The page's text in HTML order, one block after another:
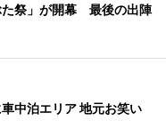
た祭」が開幕 最後の出陣
中泊エリア 地元お笑い